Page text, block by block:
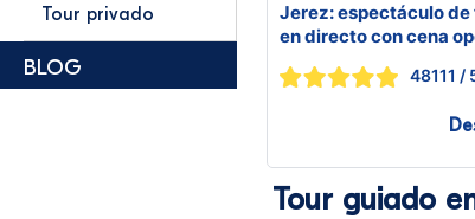
Tour privado
BLOG
Jerez: espectáculo
en directo con cena
48111 /
Tour guiado